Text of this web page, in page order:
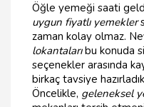
Öğle yemeği saati
uygun fiyatlı yemekler
zaman kolay olmaz.
lokantalarıbu konuda
seçenekler arasında
birkaç tavsiye
Öncelikle, geleneksel